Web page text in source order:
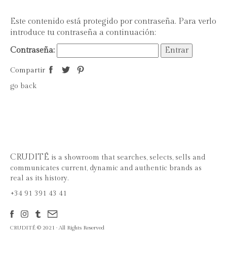
Este contenido está protegido por contraseña. Para verlo
introduce tu contraseña a continuación:
Contraseña:
Compartir
go back
CRUDITÉ is a showroom that searches, selects, sells and
communicates current, dynamic and authentic brands as
real as its history.
+34 91 391 43 41
CRUDITÉ © 2021 · All Rights Reserved